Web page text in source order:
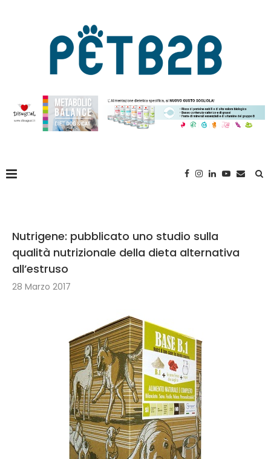
Nutrigene: pubblicato uno studio sulla
qualità nutrizionale della dieta alternativa
all’estruso
28 Marzo 2017